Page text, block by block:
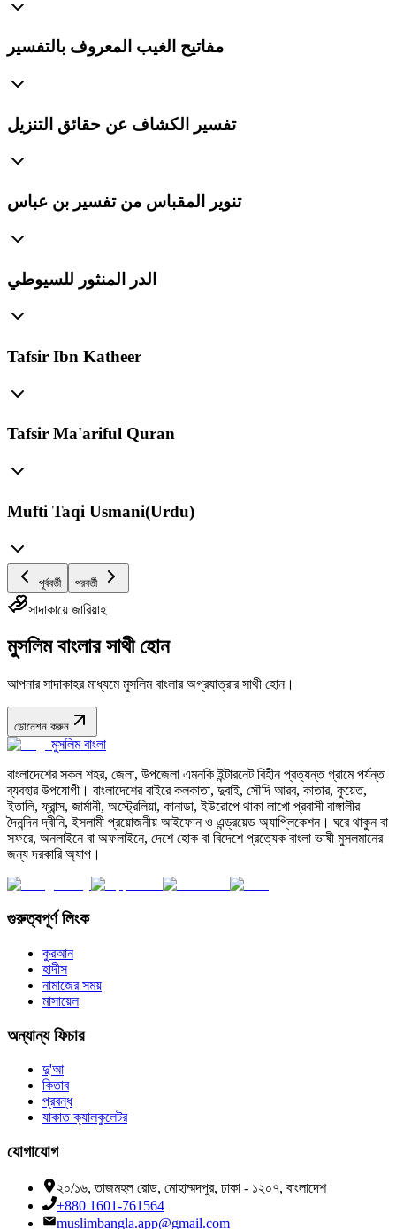
مفاتيح الغيب المعروف بالتفسير
تفسير الكشاف عن حقائق التنزيل
تنوير المقباس من تفسير بن عباس
الدر المنثور للسيوطي
Tafsir Ibn Katheer
Tafsir Ma'ariful Quran
Mufti Taqi Usmani(Urdu)
পূর্ববর্তী পরবর্তী
সাদাকায়ে জারিয়াহ
মুসলিম বাংলার সাথী হোন
আপনার সাদাকাহর মাধ্যমে মুসলিম বাংলার অগ্রযাত্রার সাথী হোন।
ডোনেশন করুন
মুসলিম বাংলা
বাংলাদেশের সকল শহর, জেলা, উপজেলা এমনকি ইন্টারনেট বিহীন প্রত্যন্ত গ্রামে পর্যন্ত
ব্যবহার উপযোগী। বাংলাদেশের বাইরে কলকাতা, দুবাই, সৌদি আরব, কাতার, কুয়েত,
ইতালি, ফ্রান্স, জার্মানী, অস্ট্রেলিয়া, কানাডা, ইউরোপে থাকা লাখো প্রবাসী বাঙ্গালীর
দৈনন্দিন দ্বীনি, ইসলামী প্রয়োজনীয় আইফোন ও এন্ড্রয়েড অ্যাপ্লিকেশন। ঘরে থাকুন বা
সফরে, অনলাইনে বা অফলাইনে, দেশে হোক বা বিদেশে প্রত্যেক বাংলা ভাষী মুসলমানের
জন্য দরকারি অ্যাপ।
গুরুত্বপূর্ণ লিংক
কুরআন
হাদীস
নামাজের সময়
মাসায়েল
অন্যান্য ফিচার
দু'আ
কিতাব
প্রবন্ধ
যাকাত ক্যালকুলেটর
যোগাযোগ
২০/১৬, তাজমহল রোড, মোহাম্মদপুর, ঢাকা - ১২০৭, বাংলাদেশ
+880 1601-761564
muslimbangla.app@gmail.com